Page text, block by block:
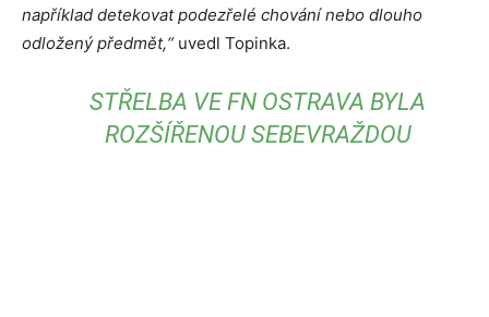
například detekovat podezřelé chování nebo dlouho
odložený předmět,“uvedl Topinka.
STŘELBA VE FN OSTRAVA BYLA
ROZŠÍŘENOU SEBEVRAŽDOU